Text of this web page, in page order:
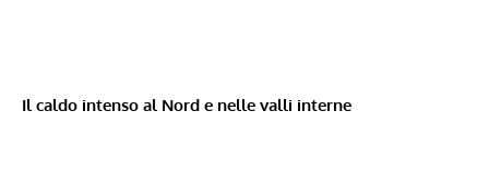
Il caldo intenso al Nord e nelle valli interne